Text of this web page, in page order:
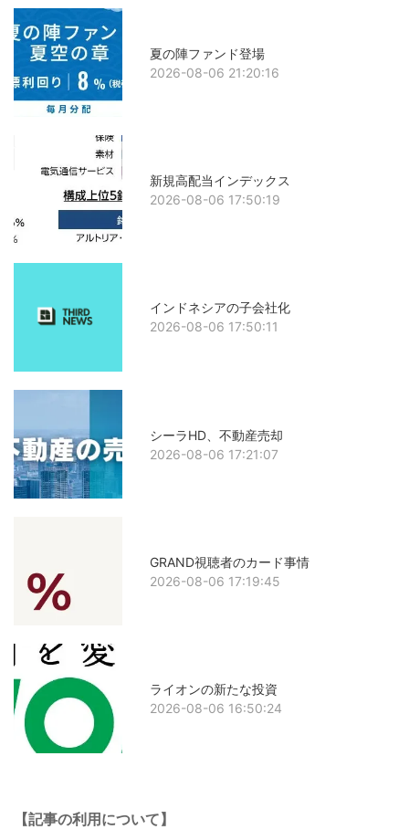
夏の陣ファンド登場
2026-08-06 21:20:16
新規高配当インデックス
2026-08-06 17:50:19
インドネシアの子会社化
2026-08-06 17:50:11
シーラHD、不動産売却
2026-08-06 17:21:07
GRAND視聴者のカード事情
2026-08-06 17:19:45
ライオンの新たな投資
2026-08-06 16:50:24
【記事の利用について】